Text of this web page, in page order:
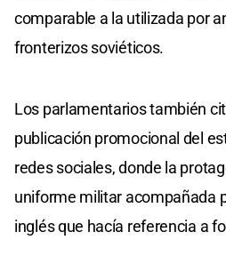
comparable a la utilizada por
fronterizos soviéticos.
Los parlamentarios también
publicación promocional del
redes sociales, donde la
uniforme militar acompañada
inglés que hacía referencia a